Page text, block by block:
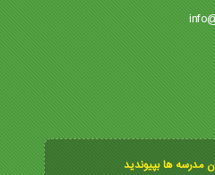
مدرسه ها بپیوندید